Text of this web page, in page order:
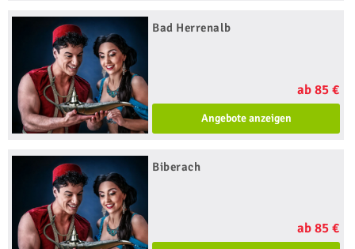
Bad Herrenalb
ab 85 €
Angebote anzeigen
Biberach
ab 85 €